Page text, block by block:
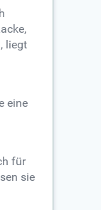
liegt
eine
für
sie